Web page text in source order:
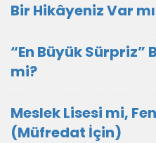
Bir Hikâyeniz Var
“En Büyük Sürpriz”
mi?
Meslek Lisesi mi,
(Müfredat İçin)